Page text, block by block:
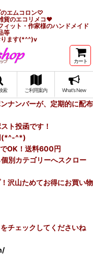
のエムコロン♡
貨のエコリメコ♥
ィット・作家様のハンドメイド
等
ります(*^^)v
カート
索 ご利用案内 What's New
ナンバーが、定期的に配布
ト投函です！
(*^-^*)
OK！送料600円
別カテゴリーへスクロー
沢山ためてお得にお買い物
チェックしてくださいね